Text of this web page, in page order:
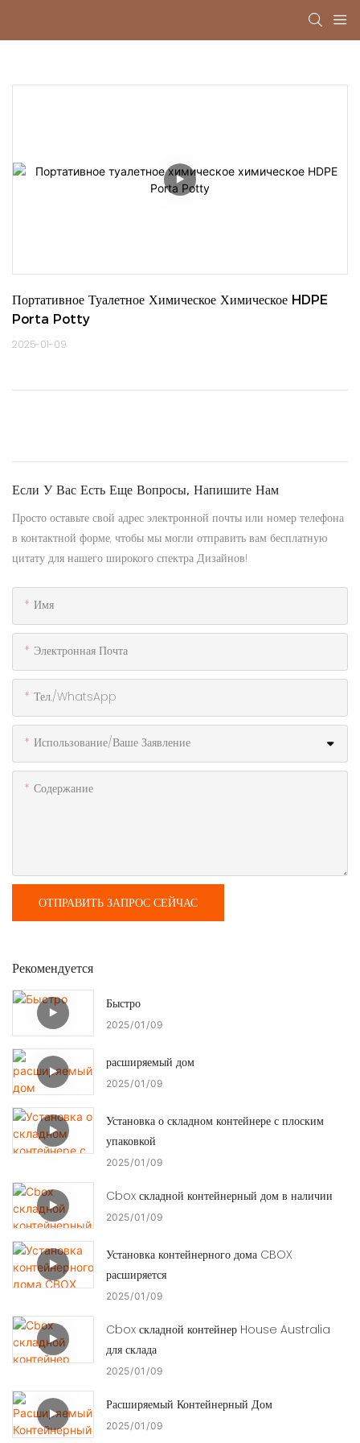
Портативное Туалетное Химическое Химическое HDPE
Porta Potty
2025-01-09
Если У Вас Есть Еще Вопросы, Напишите Нам
Просто оставьте свой адрес электронной почты или номер телефона
в контактной форме, чтобы мы могли отправить вам бесплатную
цитату для нашего широкого спектра Дизайнов!
Имя
Электронная Почта
Тел./WhatsApp
Использование/ваше Заявление
Содержание
ОТПРАВИТЬ ЗАПРОС СЕЙЧАС
Рекомендуется
Быстро
2025 01 09
расширяемый дом
2025 01 09
Установка о складном контейнере с плоским
упаковкой
2025 01 09
Cbox складной контейнерный дом в наличии
2025 01 09
Установка контейнерного дома CBOX
расширяется
2025 01 09
Cbox складной контейнер House Australia
для склада
2025 01 09
Расширяемый Контейнерный Дом
2025 01 09